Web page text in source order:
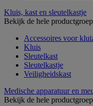
Kluis, kast en sleutelkastje
Bekijk de hele productgroep
Accessoires voor
Kluis
Sleutelkast
Sleutelkastje
Veiligheidskast
Medische apparatuur en
Bekijk de hele productgroep